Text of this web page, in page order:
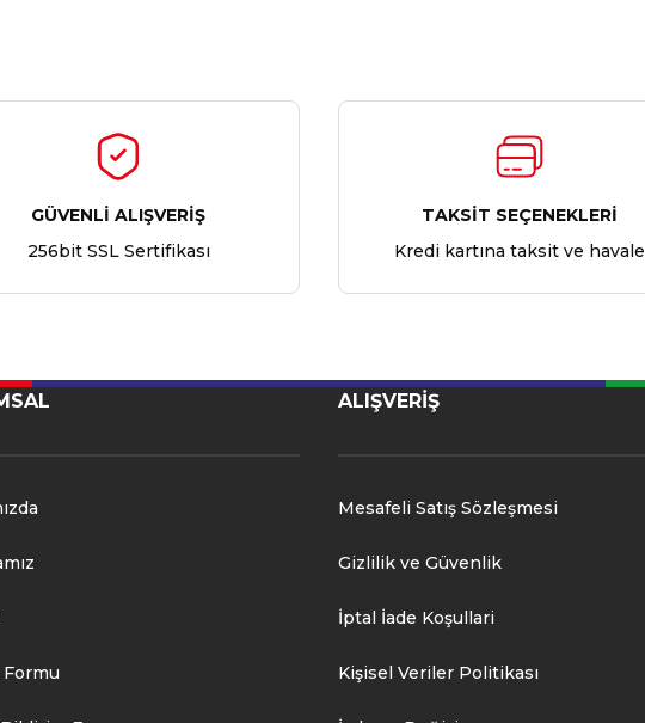
Yorum Yaz
Soru Sor
GÜVENLİ ALIŞVERİŞ
256bit SSL Sertifikası
TAKSİT SEÇENEKLERİ
Kredi kartına taksit ve havale
ALIŞVERİŞ
Mesafeli Satış Sözleşmesi
Gizlilik ve Güvenlik
İptal İade Koşullari
Kişisel Veriler Politikası